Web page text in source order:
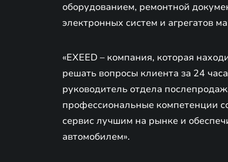
оборудованием, ремонтной
электронных систем и агрегатов
«EXEED – компания, которая
решать вопросы клиента за 24
руководитель отдела
профессиональные компетенции
сервис лучшим на рынке и
автомобилем».